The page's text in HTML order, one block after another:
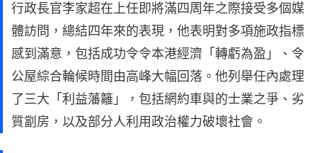
行政長官李家超在上任即將滿四周年之際接受多個媒
體訪問，總結四年來的表現，他表明對多項施政指標
感到滿意，包括成功令令本港經濟「轉虧為盈」、令
公屋綜合輪候時間由高峰大幅回落。他列舉任內處理
了三大「利益藩籬」，包括網約車與的士業之爭、劣
質劏房，以及部分人利用政治權力破壞社會。